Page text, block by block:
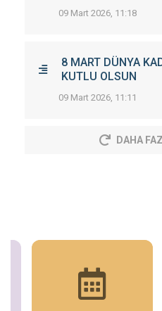
09 Mart 2026, 11:18
8 MART DÜNYA
KUTLU OLSUN
09 Mart 2026, 11:11
DAHA